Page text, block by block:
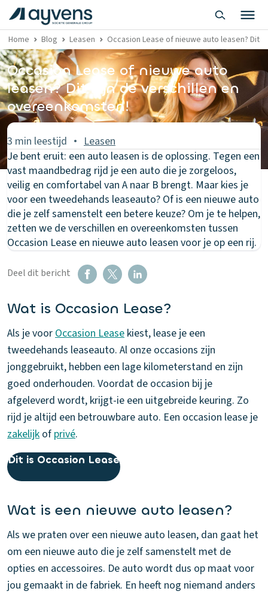
Home Blog Leasen Occasion Lease of nieuwe auto leasen? Dit
Occasion Lease of nieuwe auto
leasen? Dit zijn de verschillen en
overeenkomsten!
3 min leestijd
Leasen
Je bent eruit: een auto leasen is de oplossing. Tegen een
vast maandbedrag rijd je een auto die je zorgeloos,
veilig en comfortabel van A naar B brengt. Maar kies je
voor een tweedehands leaseauto? Of is een nieuwe auto
die je zelf samenstelt een betere keuze? Om je te helpen,
zetten we de verschillen en overeenkomsten tussen
Occasion Lease en nieuwe auto leasen voor je op een rij.
Deel dit bericht
Wat is Occasion Lease?
Als je voorOccasion Lease kiest, lease je een
tweedehands leaseauto. Al onze occasions zijn
jonggebruikt, hebben een lage kilometerstand en zijn
goed onderhouden. Voordat de occasion bij je
afgeleverd wordt, krijgt-ie een uitgebreide keuring. Zo
rijd je altijd een betrouwbare auto. Een occasion lease je
zakelijk of privé.
Dit is Occasion Lease
Wat is een nieuwe auto leasen?
Als we praten over een nieuwe auto leasen, dan gaat het
om een nieuwe auto die je zelf samenstelt met de
opties en accessoires. De auto wordt dus op maat voor
jou gemaakt in de fabriek. En heeft nog niemand anders